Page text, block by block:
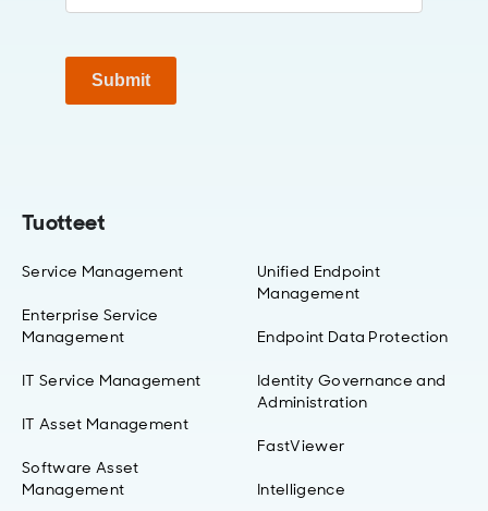
Submit
Tuotteet
Service Management
Enterprise Service
Management
IT Service Management
IT Asset Management
Software Asset
Management
Unified Endpoint
Management
Endpoint Data Protection
Identity Governance and
Administration
FastViewer
Intelligence